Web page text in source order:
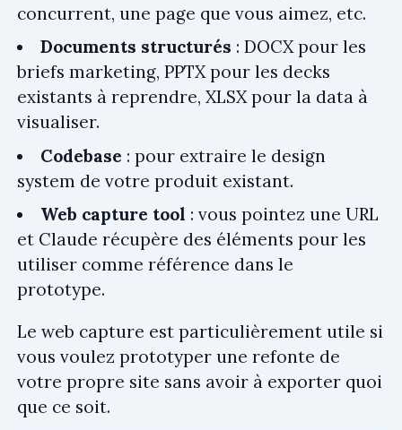
concurrent, une page que vous aimez, etc.
Documents structurés : DOCX pour les
briefs marketing, PPTX pour les decks
existants à reprendre, XLSX pour la data à
visualiser.
Codebase : pour extraire le design
system de votre produit existant.
Web capture tool : vous pointez une URL
et Claude récupère des éléments pour les
utiliser comme référence dans le
prototype.
Le web capture est particulièrement utile si
vous voulez prototyper une refonte de
votre propre site sans avoir à exporter quoi
que ce soit.